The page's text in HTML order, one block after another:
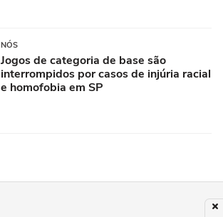
NÓS
Jogos de categoria de base são
interrompidos por casos de injúria racial
e homofobia em SP